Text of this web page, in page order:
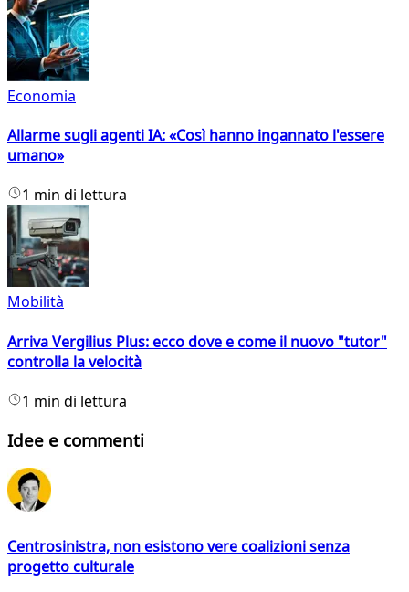
Economia
Allarme sugli agenti IA: «Così hanno ingannato l'essere
umano»
1 min di lettura
Mobilità
Arriva Vergilius Plus: ecco dove e come il nuovo "tutor"
controlla la velocità
1 min di lettura
Idee e commenti
Centrosinistra, non esistono vere coalizioni senza
progetto culturale